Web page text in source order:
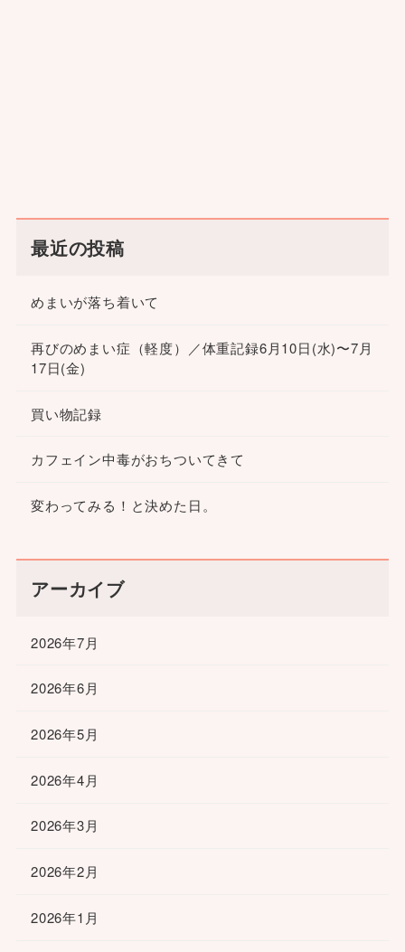
最近の投稿
めまいが落ち着いて
再びのめまい症（軽度）／体重記録6月10日(水)〜7月
17日(金)
買い物記録
カフェイン中毒がおちついてきて
変わってみる！と決めた日。
アーカイブ
2026年7月
2026年6月
2026年5月
2026年4月
2026年3月
2026年2月
2026年1月